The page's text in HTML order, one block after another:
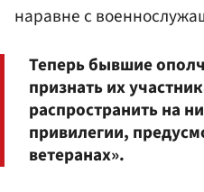
наравне с
Теперь бывшие
признать их
распространить на
привилегии,
ветеранах».